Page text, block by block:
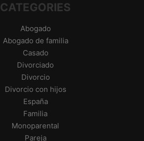
CATEGORIES
Abogado
Abogado de familia
Casado
Divorciado
Divorcio
Divorcio con hijos
España
Familia
Monoparental
Pareja